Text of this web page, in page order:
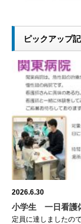
ピックアップ
2026.6.30
小学生 一日看護
定員に達しましたの